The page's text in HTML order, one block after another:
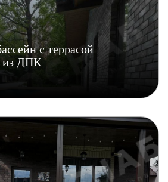
с террасой
из ДПК